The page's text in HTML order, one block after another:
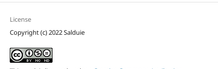
License
Copyright (c) 2022 Salduie